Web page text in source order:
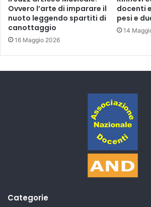
Ovvero l’arte di imparare il
nuoto leggendo spartiti di
canottaggio
16 Maggio 2026
docenti
pesi e
14
Categorie